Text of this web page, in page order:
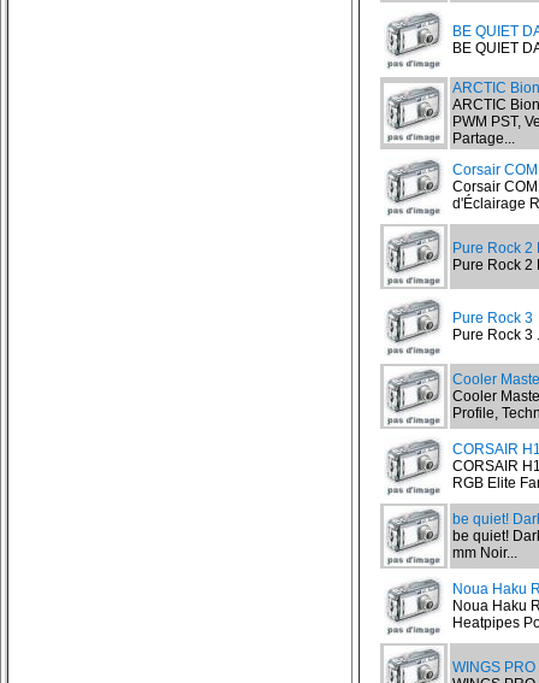
BE QUIET
BE QUIET
ARCTIC
ARCTIC
PWM PST,
Partage...
Corsair
Corsair
d'Éclairage
Pure Rock 2
Pure Rock 2
Pure Rock 3
Pure Rock 3
Cooler
Cooler
Profile,
CORSAIR
CORSAIR
RGB Elite
be quiet!
be quiet!
mm Noir...
Noua Haku
Noua Haku
Heatpipes
WINGS PRO